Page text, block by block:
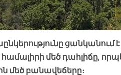
մեծ դահլիճը,
մեծ բանավեճերը։